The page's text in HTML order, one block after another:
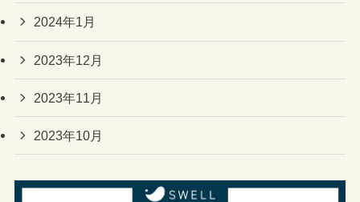
2024年1月
2023年12月
2023年11月
2023年10月